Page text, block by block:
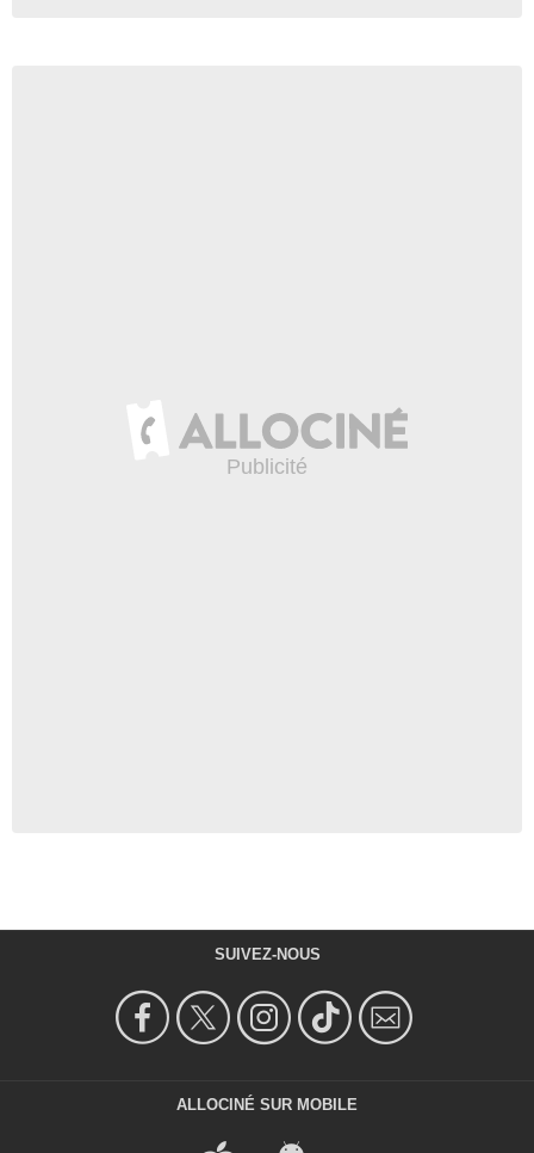
SUIVEZ-NOUS
ALLOCINÉ SUR MOBILE